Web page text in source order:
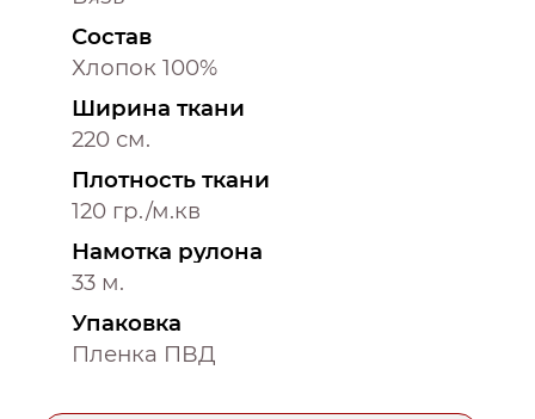
Состав
Хлопок 100%
Ширина ткани
220 см.
Плотность ткани
120 гр./м.кв
Намотка рулона
33 м.
Упаковка
Пленка ПВД